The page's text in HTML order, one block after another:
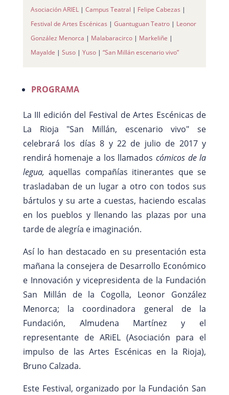
Asociación ARIEL| Campus Teatral | Felipe Cabezas |
Festival de Artes Escénicas | Guantuguan Teatro| Leonor
González Menorca | Malabaracirco| Markeliñe |
Mayalde | Suso| Yuso| “San Millán escenario vivo”
PROGRAMA
La III edición del Festival de Artes Escénicas de
La Rioja "San Millán, escenario vivo" se
celebrará los días 8 y 22 de julio de 2017 y
rendirá homenaje a los llamados cómicos de la
legua, aquellas compañías itinerantes que se
trasladaban de un lugar a otro con todos sus
bártulos y su arte a cuestas, haciendo escalas
en los pueblos y llenando las plazas por una
tarde de alegría e imaginación.
Así lo han destacado en su presentación esta
mañana la consejera de Desarrollo Económico
e Innovación y vicepresidenta de la Fundación
San Millán de la Cogolla, Leonor González
Menorca; la coordinadora general de la
Fundación, Almudena Martínez y el
representante de ARiEL (Asociación para el
impulso de las Artes Escénicas en la Rioja),
Bruno Calzada.
Este Festival, organizado por la Fundación San